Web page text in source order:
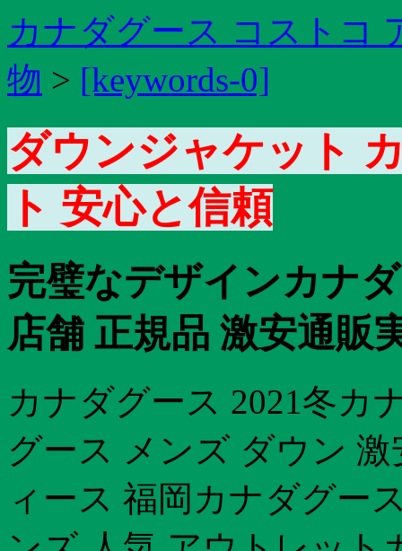
カナダグース コストコ
物 > [keywords-0]
ダウンジャケット
ト 安心と信頼
完璧なデザインカナ
店舗 正規品 激安通販
カナダグース 2021冬カ
グース メンズ ダウン
ィース 福岡カナダグー